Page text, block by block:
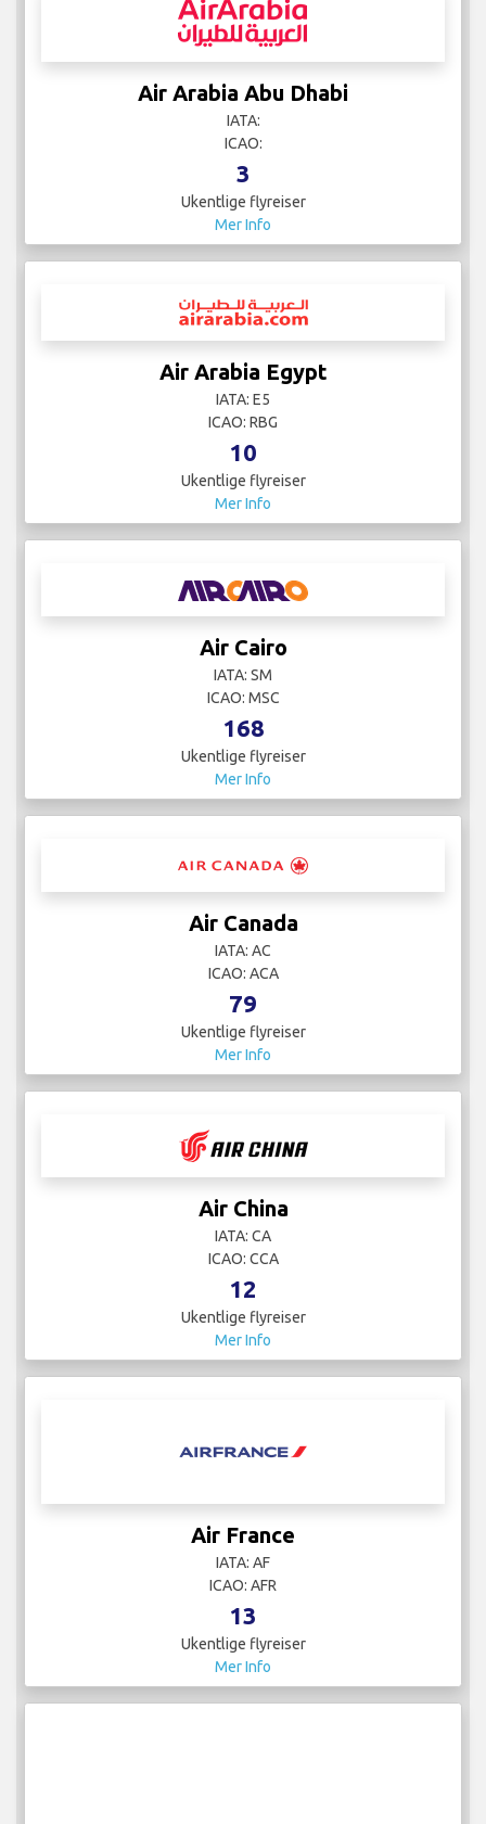
Air Arabia Abu Dhabi
IATA:
ICAO:
3
Ukentlige flyreiser
Mer Info
Air Arabia Egypt
IATA: E5
ICAO: RBG
10
Ukentlige flyreiser
Mer Info
Air Cairo
IATA: SM
ICAO: MSC
168
Ukentlige flyreiser
Mer Info
Air Canada
IATA: AC
ICAO: ACA
79
Ukentlige flyreiser
Mer Info
Air China
IATA: CA
ICAO: CCA
12
Ukentlige flyreiser
Mer Info
Air France
IATA: AF
ICAO: AFR
13
Ukentlige flyreiser
Mer Info